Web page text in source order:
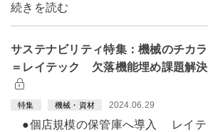
続きを読む
サステナビリティ特集：機械のチカラ
＝レイテック 欠落機能埋め課題解決
特集 機械・資材 2024.06.29
●個店規模の保管庫へ導入 レイテ